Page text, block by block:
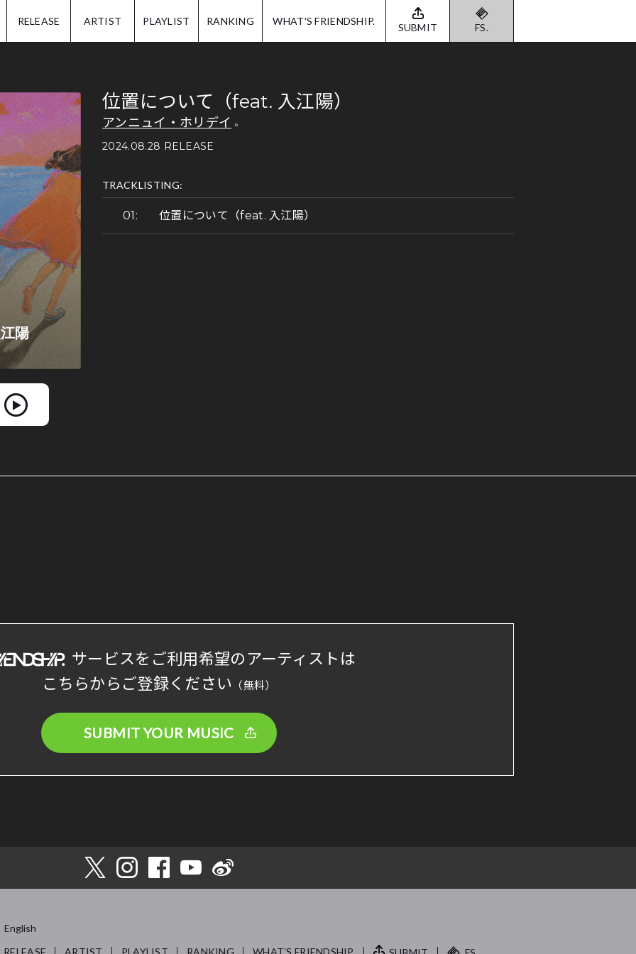
RELEASE ARTIST PLAYLIST RANKING WHAT'S FRIENDSHIP. SUBMIT FS.
位置について（feat. 入江陽）
アンニュイ・ホリデイ
2024.08.28 RELEASE
TRACKLISTING:
位置について（feat. 入江陽）
サービスをご利用希望のアーティストは
こちらからご登録ください （無料）
SUBMIT YOUR MUSIC
English
RELEASE ARTIST PLAYLIST RANKING WHAT’S FRIENDSHIP.